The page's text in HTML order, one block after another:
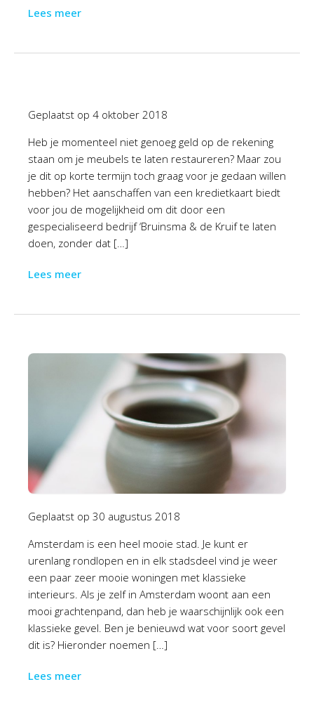
Lees meer
Geplaatst op 4 oktober 2018
Heb je momenteel niet genoeg geld op de rekening
staan om je meubels te laten restaureren? Maar zou
je dit op korte termijn toch graag voor je gedaan willen
hebben? Het aanschaffen van een kredietkaart biedt
voor jou de mogelijkheid om dit door een
gespecialiseerd bedrijf ‘Bruinsma & de Kruif te laten
doen, zonder dat […]
Lees meer
Geplaatst op 30 augustus 2018
Amsterdam is een heel mooie stad. Je kunt er
urenlang rondlopen en in elk stadsdeel vind je weer
een paar zeer mooie woningen met klassieke
interieurs. Als je zelf in Amsterdam woont aan een
mooi grachtenpand, dan heb je waarschijnlijk ook een
klassieke gevel. Ben je benieuwd wat voor soort gevel
dit is? Hieronder noemen […]
Lees meer